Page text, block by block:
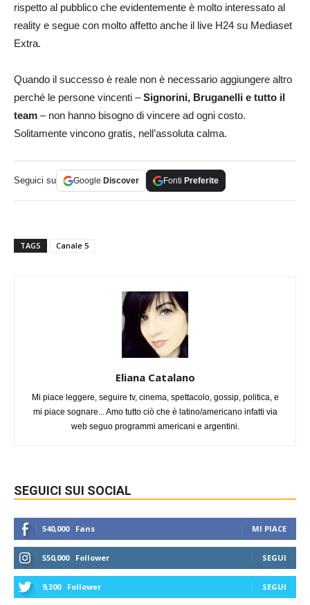
rispetto al pubblico che evidentemente è molto interessato al
reality e segue con molto affetto anche il live H24 su Mediaset
Extra.
Quando il successo è reale non è necessario aggiungere altro
perché le persone vincenti –Signorini, Bruganelli e tutto il
team – non hanno bisogno di vincere ad ogni costo.
Solitamente vincono gratis, nell’assoluta calma.
Seguici su Google Discover Fonti Preferite
TAGS Canale 5
Eliana Catalano
Mi piace leggere, seguire tv, cinema, spettacolo, gossip, politica, e
mi piace sognare... Amo tutto ciò che è latino/americano infatti via
web seguo programmi americani e argentini.
SEGUICI SUI SOCIAL
540,000 Fans MI PIACE
550,000 Follower SEGUI
9,300 Follower SEGUI